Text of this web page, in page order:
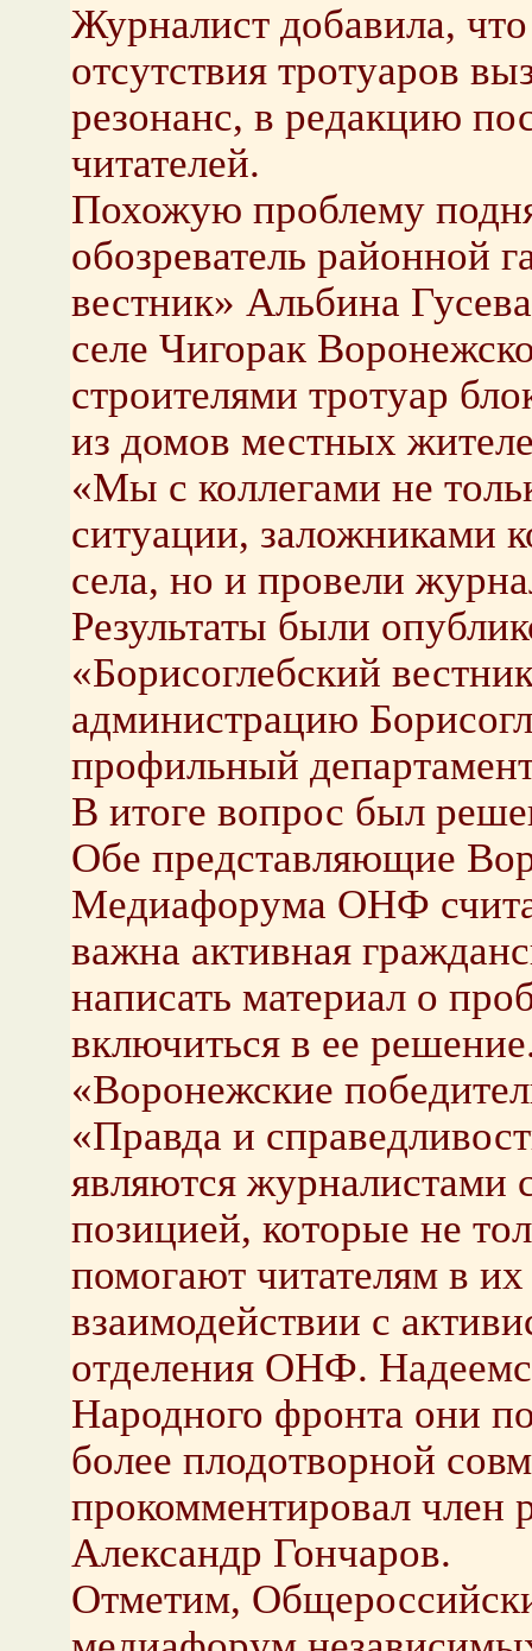
Журналист добавила,
отсутствия тротуаров
резонанс, в редакцию
читателей.
Похожую проблему
обозреватель районной
вестник» Альбина
селе Чигорак
строителями тротуар
из домов местных
«Мы с коллегами не
ситуации, заложниками
села, но и провели
Результаты были
«Борисоглебский
администрацию
профильный
В итоге вопрос был
Обе представляющие
Медиафорума ОНФ
важна активная
написать материал о
включиться в ее
«Воронежские
«Правда и
являются журналистами
позицией, которые не
помогают читателям в
взаимодействии с
отделения ОНФ.
Народного фронта они
более плодотворной
прокомментировал
Александр Гончаров.
Отметим,